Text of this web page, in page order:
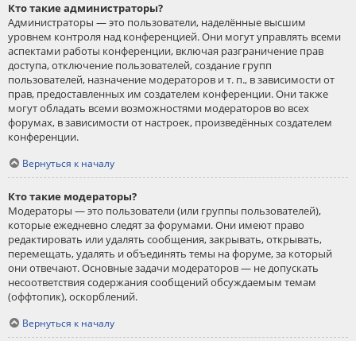
Кто такие администраторы?
Администраторы — это пользователи, наделённые высшим
уровнем контроля над конференцией. Они могут управлять всеми
аспектами работы конференции, включая разграничение прав
доступа, отключение пользователей, создание групп
пользователей, назначение модераторов и т. п., в зависимости от
прав, предоставленных им создателем конференции. Они также
могут обладать всеми возможностями модераторов во всех
форумах, в зависимости от настроек, произведённых создателем
конференции.
Вернуться к началу
Кто такие модераторы?
Модераторы — это пользователи (или группы пользователей),
которые ежедневно следят за форумами. Они имеют право
редактировать или удалять сообщения, закрывать, открывать,
перемещать, удалять и объединять темы на форуме, за который
они отвечают. Основные задачи модераторов — не допускать
несоответствия содержания сообщений обсуждаемым темам
(оффтопик), оскорблений.
Вернуться к началу